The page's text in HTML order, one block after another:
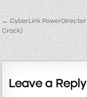
Post
← CyberLink PowerDirector
Crack)
Leave a Reply